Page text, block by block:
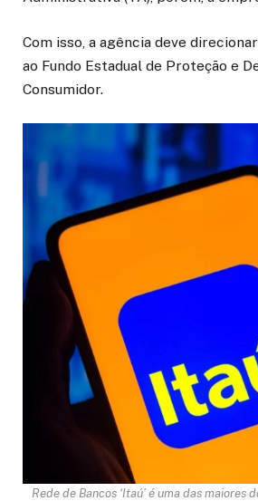
Com isso, a agência deve
ao Fundo Estadual de Proteção e
Consumidor.
Rede de Bancos ‘Itaú’ é uma das maiores